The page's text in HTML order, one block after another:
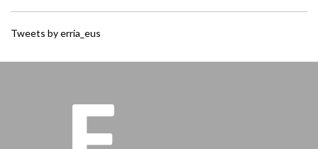
Tweets by erria_eus